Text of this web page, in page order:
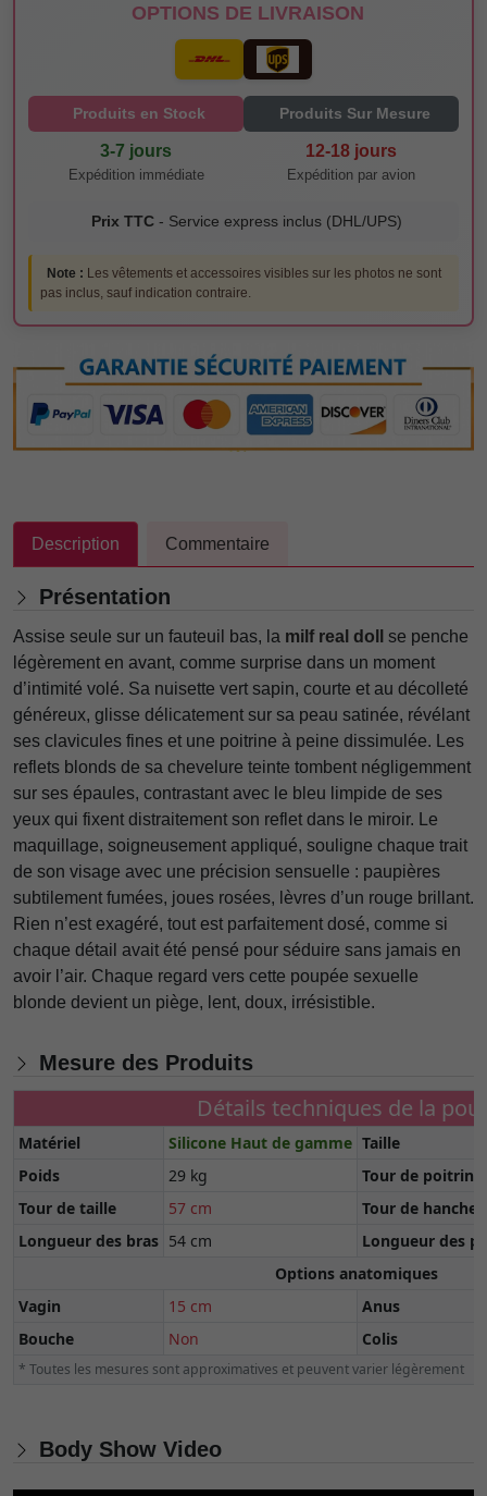
OPTIONS DE LIVRAISON
Produits en Stock
3-7 jours
Expédition immédiate
Produits Sur Mesure
12-18 jours
Expédition par avion
Prix TTC - Service express inclus (DHL/UPS)
Note : Les vêtements et accessoires visibles sur les photos ne sont
pas inclus, sauf indication contraire.
Description Commentaire
Présentation
Assise seule sur un fauteuil bas, la milf real doll
se penche
légèrement en avant, comme surprise dans un moment
d’intimité volé. Sa nuisette vert sapin, courte et au décolleté
généreux, glisse délicatement sur sa peau satinée, révélant
ses clavicules fines et une poitrine à peine dissimulée. Les
reflets blonds de sa chevelure teinte tombent négligemment
sur ses épaules, contrastant avec le bleu limpide de ses
yeux qui fixent distraitement son reflet dans le miroir. Le
maquillage, soigneusement appliqué, souligne chaque trait
de son visage avec une précision sensuelle : paupières
subtilement fumées, joues rosées, lèvres d’un rouge brillant.
Rien n’est exagéré, tout est parfaitement dosé, comme si
chaque détail avait été pensé pour séduire sans jamais en
avoir l’air. Chaque regard vers cette poupée sexuelle
blonde devient un piège, lent, doux, irrésistible.
Mesure des Produits
Détails techniques de la
Matériel Silicone Haut de gamme Taille
Poids
29 kg
Tour de poitrine
Tour de taille
57 cm
Tour de hanche
Longueur des bras 54 cm
Longueur des
Options anatomiques
Vagin
15 cm
Anus
Bouche
Non Colis
* Toutes les mesures sont approximatives et peuvent varier légèrement
Body Show Video